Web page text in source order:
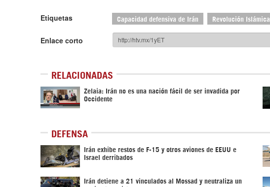
Etiquetas Capacidad defensiva de Irán Revolución Islámica
Enlace corto
RELACIONADAS
Zelaia: Irán no es una nación fácil de ser invadida por
Occidente
DEFENSA
Irán exhibe restos de F-15 y otros aviones de EEUU e
Israel derribados
Irán detiene a 21 vinculados al Mossad y neutraliza un